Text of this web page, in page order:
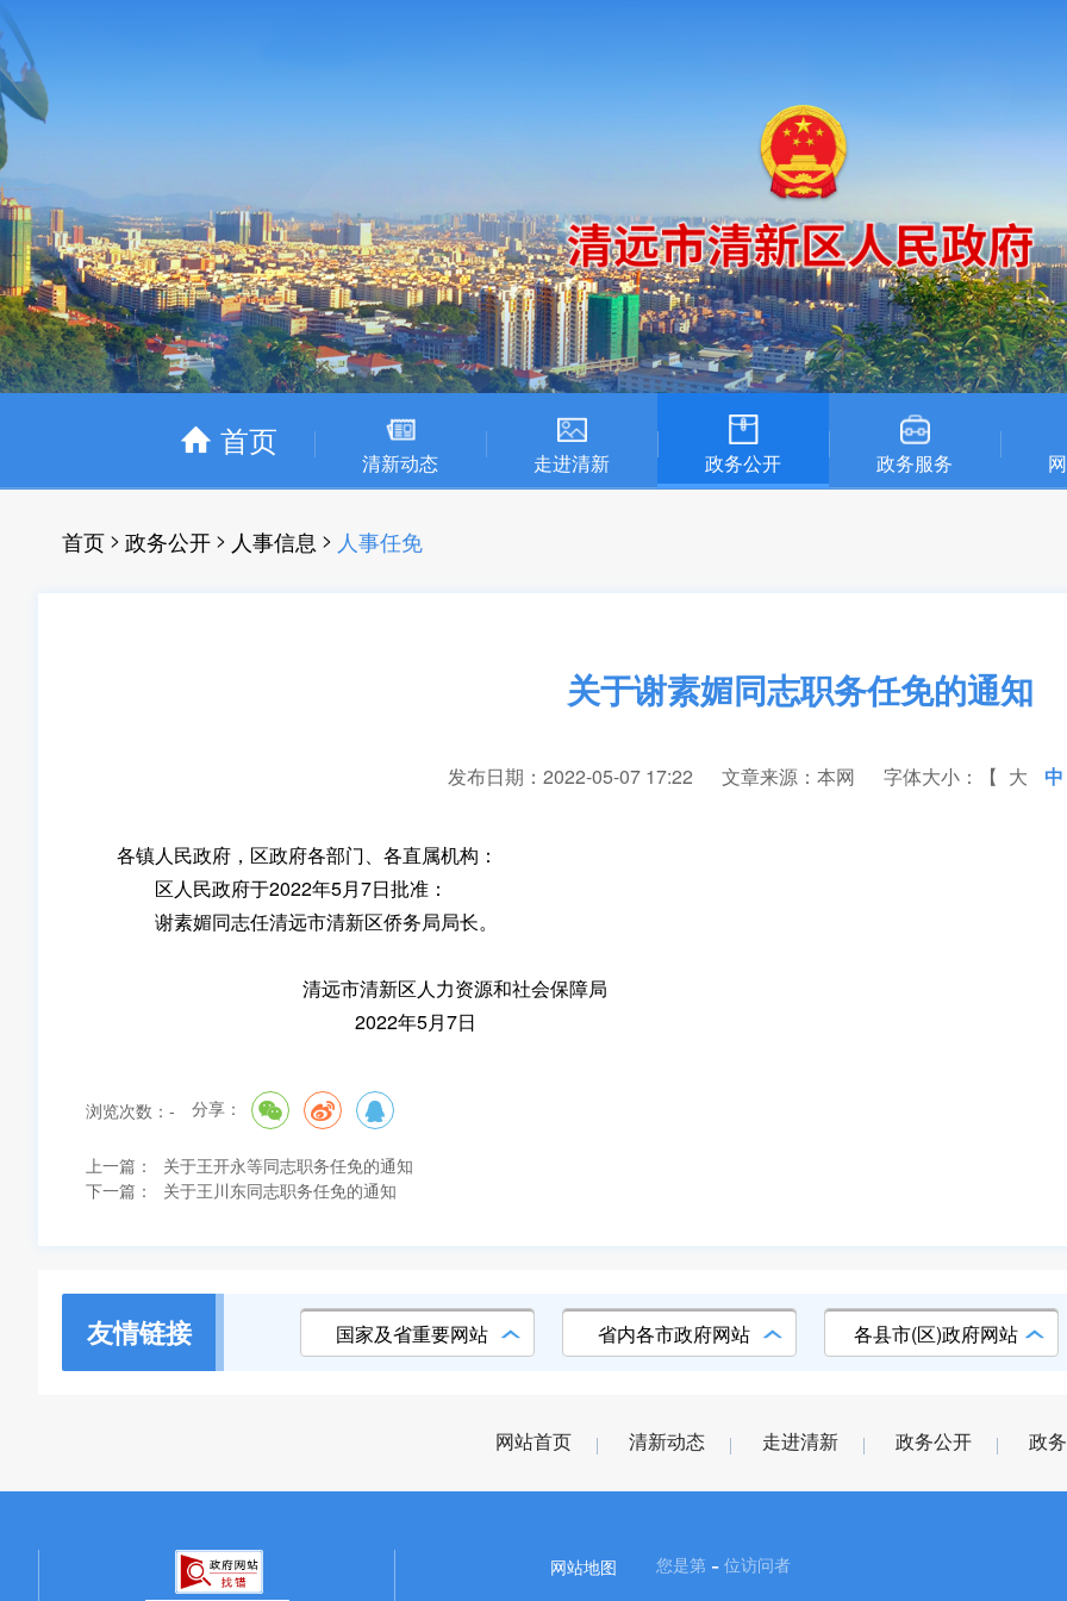
首页
清新动态 走进清新 政务公开 政务服务
首页 > 政务公开 > 人事信息 > 人事任免
关于谢素媚同志职务任免的通知
发布日期：2022-05-07 17:22 文章来源：本网 字体大小：【 大 中
各镇人民政府，区政府各部门、各直属机构：
区人民政府于2022年5月7日批准：
谢素媚同志任清远市清新区侨务局局长。
清远市清新区人力资源和社会保障局
2022年5月7日
浏览次数： - 分享：
上一篇：
关于王开永等同志职务任免的通知
下一篇：
关于王川东同志职务任免的通知
友情链接 国家及省重要网站 省内各市政府网站 各县市(区)政府网站
网站首页 清新动态 走进清新 政务公开 政
网站地图 您是第 - 位访问者